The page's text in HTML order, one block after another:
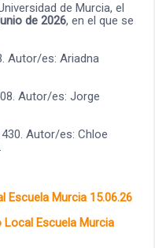
de Murcia, el
de 2026, en el que se
Autor/es: Ariadna
Autor/es: Jorge
Autor/es: Chloe
Murcia 15.06.26
Escuela Murcia